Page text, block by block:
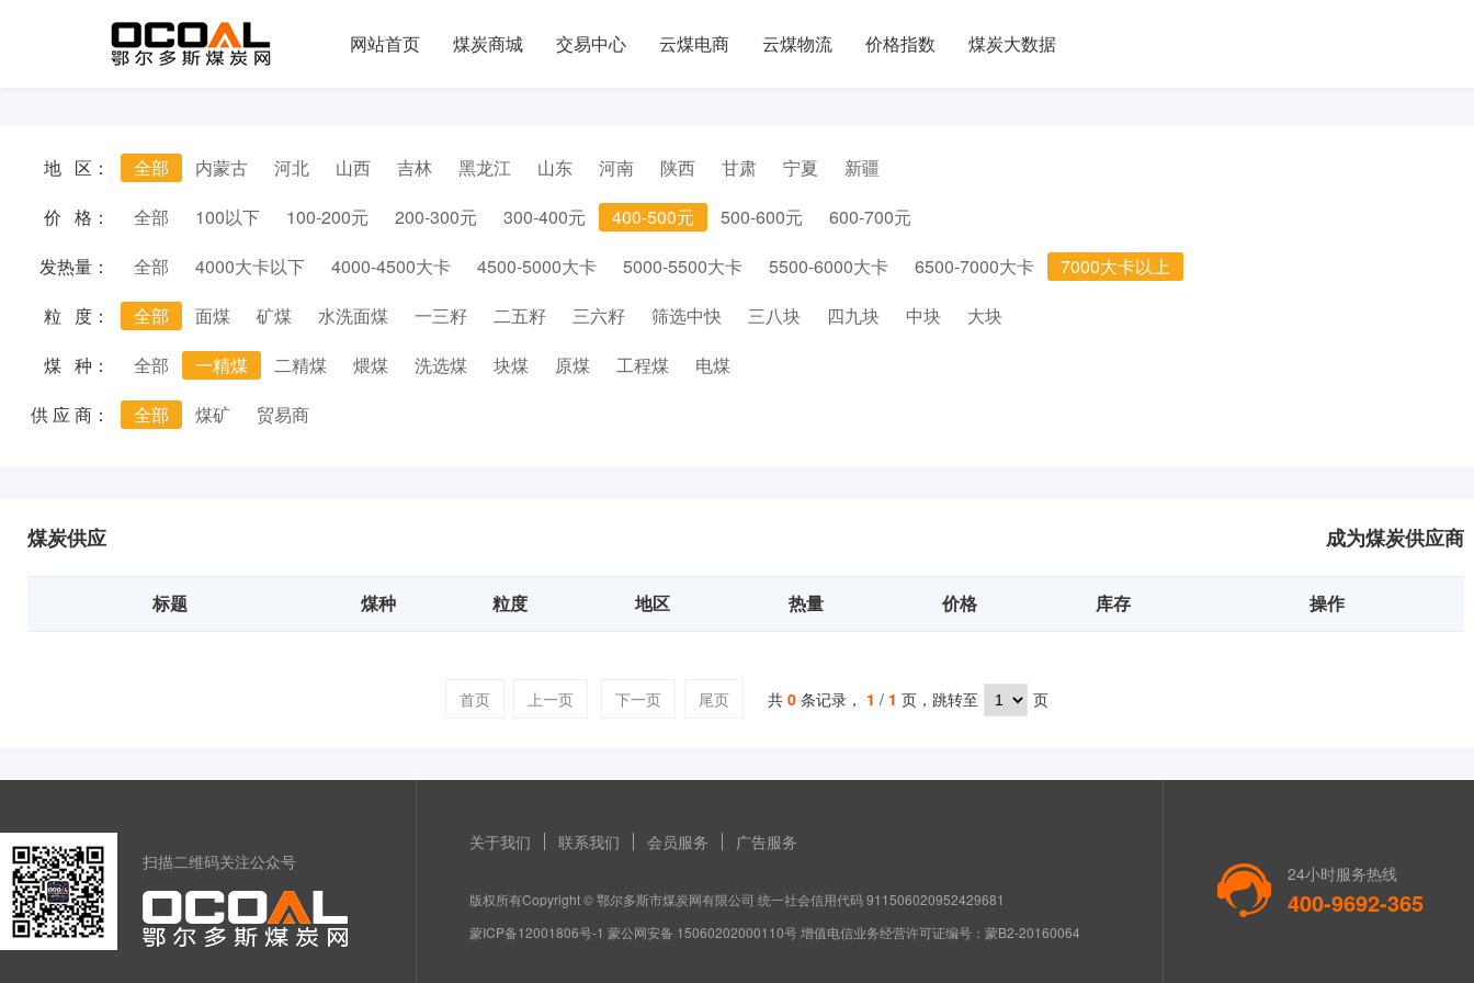
网站首页 煤炭商城 交易中心 云煤电商 云煤物流 价格指数 煤炭大数据
地 区： 全部 内蒙古 河北 山西 吉林 黑龙江 山东 河南 陕西 甘肃 宁夏
新疆
价 格：
全部 100以下 100-200元 200-300元 300-400元 400-500元 500-600元
600-700元
发热量：
全部 4000大卡以下 4000-4500大卡 4500-5000大卡 5000-5500大卡 5500-6000大卡 6500-7000大卡
7000大卡以上
粒 度：
全部 面煤 矿煤 水洗面煤 一三籽 二五籽 三六籽 筛选中快 三八块 四九块 中块
大块
煤 种：
全部 一精煤 二精煤 煨煤 洗选煤 块煤 原煤 工程煤
电煤
供 应 商：
全部 煤矿 贸易商
成为煤炭供应商
煤炭供应
标题 煤种 粒度 地区 热量 价格 库存 操作
首页 上一页 下一页 尾页 共 0 条记录， 1 / 1 页，跳转至 页
扫描二维码关注公众号
关于我们 联系我们 会员服务 广告服务
版权所有Copyright © 鄂尔多斯市煤炭网有限公司 统一社会信用代码 911506020952429681
蒙ICP备12001806号-1 蒙公网安备 15060202000110号 增值电信业务经营许可证编号：蒙B2-20160064
24小时服务热线
400-9692-365